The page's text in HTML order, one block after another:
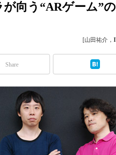
向う“ARゲーム”
[山田祐介，
Share